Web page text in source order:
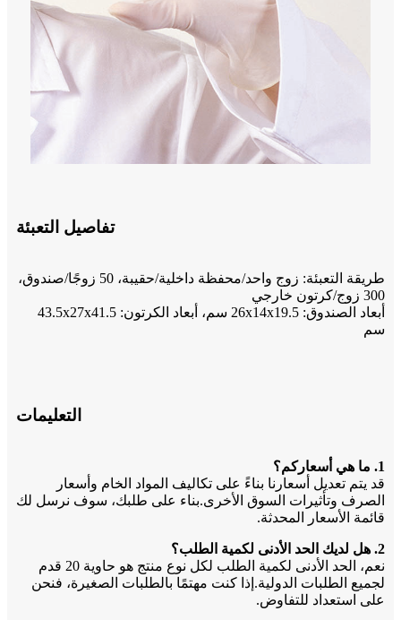
تفاصيل التعبئة
طريقة التعبئة: زوج واحد/محفظة داخلية/حقيبة، 50 زوجًا/صندوق،
300 زوج/كرتون خارجي
أبعاد الصندوق: 26x14x19.5 سم، أبعاد الكرتون: 43.5x27x41.5
سم
التعليمات
1. ما هي أسعاركم؟
قد يتم تعديل أسعارنا بناءً على تكاليف المواد الخام وأسعار
الصرف وتأثيرات السوق الأخرى.بناء على طلبك، سوف نرسل لك
قائمة الأسعار المحدثة.
2. هل لديك الحد الأدنى لكمية الطلب؟
نعم، الحد الأدنى لكمية الطلب لكل نوع منتج هو حاوية 20 قدم
لجميع الطلبات الدولية.إذا كنت مهتمًا بالطلبات الصغيرة، فنحن
على استعداد للتفاوض.